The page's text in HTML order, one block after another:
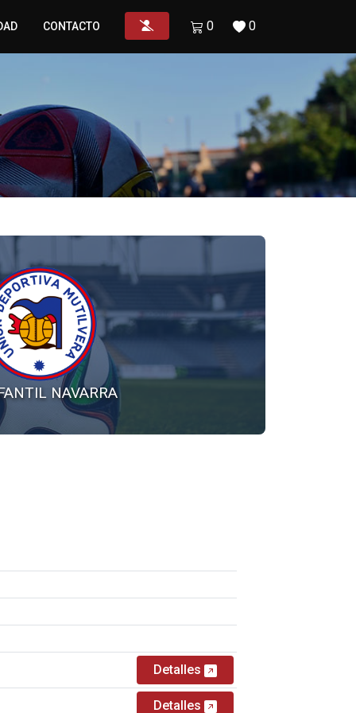
CONTACTO 0 0
NAVARRA
Detalles
Detalles